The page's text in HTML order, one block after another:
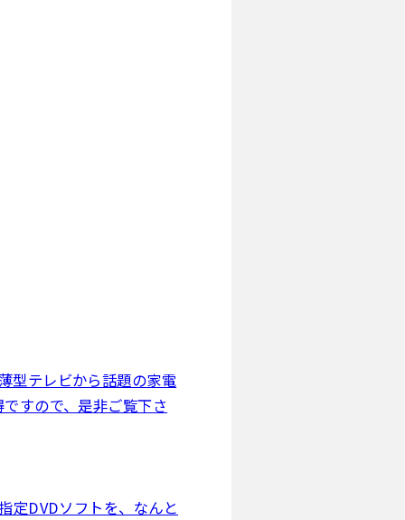
型テレビから話題の家電
すので、是非ご覧下さ
定DVDソフトを、なんと